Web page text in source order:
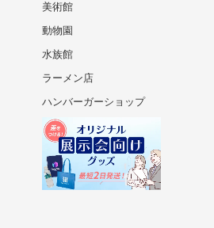
美術館
動物園
水族館
ラーメン店
ハンバーガーショップ